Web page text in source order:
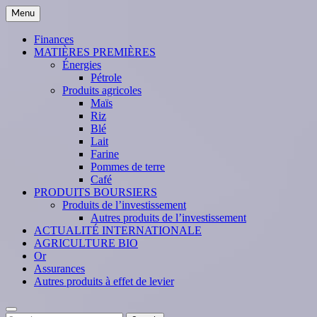
Skip
to
content
Menu
Finances
MATIÈRES PREMIÈRES
Énergies
Pétrole
Produits agricoles
Maïs
Riz
Blé
Lait
Farine
Pommes de terre
Café
PRODUITS BOURSIERS
Produits de l’investissement
Autres produits de l’investissement
ACTUALITÉ INTERNATIONALE
AGRICULTURE BIO
Or
Assurances
Autres produits à effet de levier
Search